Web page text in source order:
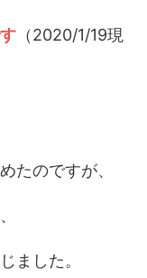
（2020/1/19現
たのですが、
ました。